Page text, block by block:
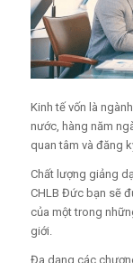
Kinh tế vốn là
nước, hàng năm
quan tâm và đăng
Chất lượng giảng
CHLB Đức bạn sẽ
của một trong
giới.
Đa dạng các